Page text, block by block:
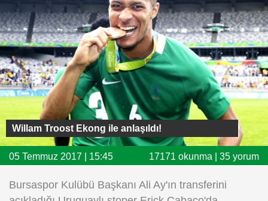
Voleybol
Puan Durumu
Fikstür
Facebook
Twitter
Instagram
Willam Troost Ekong ile anlaşıldı!
05 Temmuz 2017 | 15:45 17171 okunma | 35 yorum
Bursaspor Kulübü Başkanı Ali Ay'ın transferini